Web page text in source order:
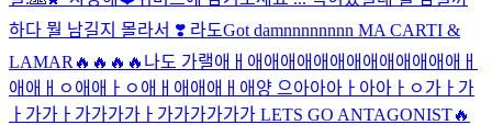
하다 뭘 남길지 몰라서 ❣️ 라도Got damnnnnnnnn MA CARTI &
LAMAR🔥🔥🔥🔥나도 가랠애ㅐ애애애애애애애애애애애애애ㅐ
애애ㅐㅇ애애ㅏㅇ애ㅐ애애애ㅐ애양 으아아아ㅏ아아ㅏㅇ가ㅏ가
ㅏ가가ㅏ가가가가ㅏ가가가가가가 LETS GO ANTAGONIST🔥